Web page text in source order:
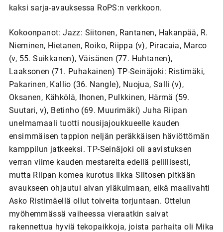
kaksi sarja-avauksessa RoPS:n verkkoon.
Kokoonpanot: Jazz: Siitonen, Rantanen, Hakanpää, R.
Nieminen, Hietanen, Roiko, Riippa (v), Piracaia, Marco
(v, 55. Suikkanen), Väisänen (77. Huhtanen),
Laaksonen (71. Puhakainen) TP-Seinäjoki: Ristimäki,
Pakarinen, Kallio (36. Nangle), Nuojua, Salli (v),
Oksanen, Kähkölä, Ihonen, Pulkkinen, Härmä (59.
Suutari, v), Betinho (69. Muurimäki) Juha Riipan
unelmamaali tuotti nousijajoukkueelle kauden
ensimmäisen tappion neljän peräkkäisen häviöttömän
kamppilun jatkeeksi. TP-Seinäjoki oli aavistuksen
verran viime kauden mestareita edellä pelillisesti,
mutta Riipan komea kurotus Ilkka Siitosen pitkään
avaukseen ohjautui aivan yläkulmaan, eikä maalivahti
Asko Ristimäellä ollut toiveita torjuntaan. Ottelun
myöhemmässä vaiheessa vieraatkin saivat
rakennettua hyviä tekopaikkoja, joista parhaita oli Mika